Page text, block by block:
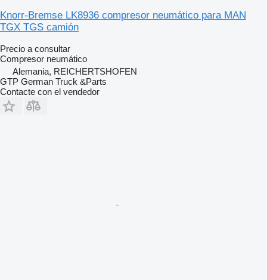
Knorr-Bremse LK8936 compresor neumático para MAN
TGX TGS camión
Precio a consultar
Compresor neumático
Alemania, REICHERTSHOFEN
GTP German Truck &Parts
Contacte con el vendedor